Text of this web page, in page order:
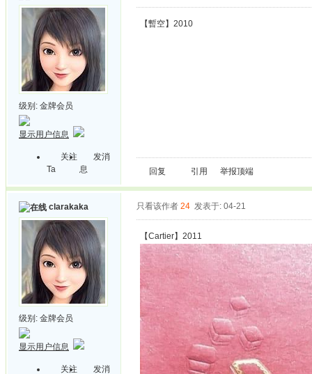
级别: 金牌会员
显示用户信息
关注
Ta
发消
息
【暫空】2010
回复 引用 举报顶端
clarakaka
级别: 金牌会员
显示用户信息
关注 发消
只看该作者 24 发表于: 04-21
【Cartier】2011